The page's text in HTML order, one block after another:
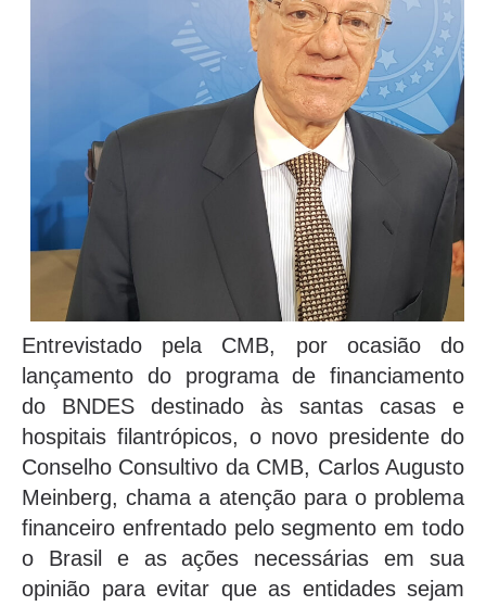
Entrevistado pela CMB, por ocasião do
lançamento do programa de financiamento
do BNDES destinado às santas casas e
hospitais filantrópicos, o novo presidente do
Conselho Consultivo da CMB, Carlos Augusto
Meinberg, chama a atenção para o problema
financeiro enfrentado pelo segmento em todo
o Brasil e as ações necessárias em sua
opinião para evitar que as entidades sejam